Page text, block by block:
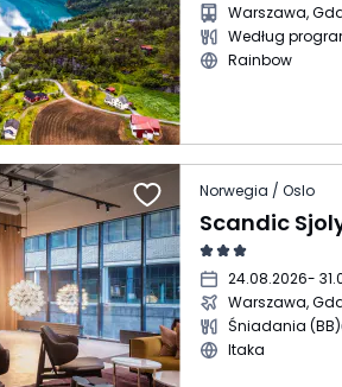
Warszawa,
Według
Rainbow
Norwegia / Oslo
Scandic
24.08.2026-
Warszawa,
Śniadania (BB)
Itaka